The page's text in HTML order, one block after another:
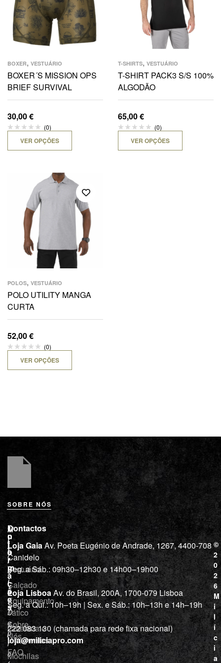
BOXER, VESTUÁRIO
BOXER´S MISSION OPS
BRIEF SURVIVAL
30,00€
(0)
VER OPÇÕES
T-SHIRTS, VESTUÁRIO
T-SHIRT PACK3 S/S 100%
ALGODÃO
65,00€
(0)
VER OPÇÕES
POLOS, VESTUÁRIO
POLO UTILITY MANGA
CURTA
52,00€
(0)
VER OPÇÕES
SOBRE NÓS
M
i
l
í
c
i
a
“
D
e
p
r
o
L
o
j
a
Vestuário
Calçado
Equipamento
Tático
Cutelaria e
ferramentas
Mochilas
I
n
f
o
r
m
a
ç
õ
e
s
Sobre
Nós
FAQ
Contactos
Loja Gaia Av. Poeta Eugénio de Andrade, 1267, 4400-708
Canidelo
Seg. a Sáb.: 09h30–12h30 e 14h00–19h00
Loja LisboaAv. do Brasil, 200A, 1700-079 Lisboa
Seg. a Qui.: 10h–19h | Sex. e Sáb.: 10h–13h e 14h–19h
222 083 130 (chamada para rede fixa nacional)
loja@miliciapro.com
©
2
0
2
6
M
i
l
í
c
i
a